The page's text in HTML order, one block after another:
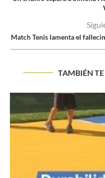
Match Tenis lamenta el
TAMBIÉN